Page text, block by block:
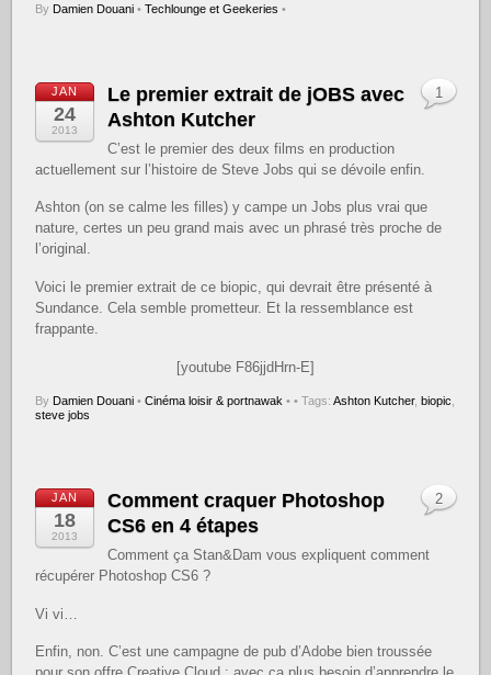
By Damien Douani • Techlounge et Geekeries •
JAN
24
2013
Le premier extrait de jOBS avec
Ashton Kutcher
C’est le premier des deux films en production
actuellement sur l’histoire de Steve Jobs qui se dévoile enfin.
Ashton (on se calme les filles) y campe un Jobs plus vrai que
nature, certes un peu grand mais avec un phrasé très proche de
l’original.
Voici le premier extrait de ce biopic, qui devrait être présenté à
Sundance. Cela semble prometteur. Et la ressemblance est
frappante.
[youtube F86jjdHrn-E]
By Damien Douani • Cinéma loisir & portnawak •
1
• Tags:Ashton Kutcher,biopic
steve jobs
JAN
18
2013
Comment craquer Photoshop
CS6 en 4 étapes
Comment ça Stan&Dam vous expliquent comment
récupérer Photoshop CS6 ?
Vi vi…
Enfin, non. C’est une campagne de pub d’Adobe bien troussée
2